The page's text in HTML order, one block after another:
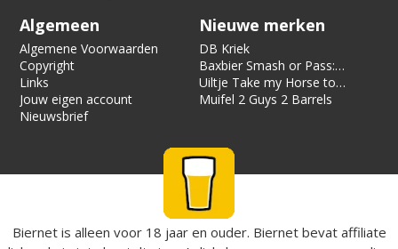
Algemeen
Algemene Voorwaarden
Copyright
Links
Jouw eigen account
Nieuwsbrief
Nieuwe merken
DB Kriek
Baxbier Smash or Pass:
Strata
Uiltje Take my Horse to
the Hotel Room
Muifel 2 Guys 2 Barrels
Biernet is alleen voor 18 jaar en ouder. Biernet bevat affiliate